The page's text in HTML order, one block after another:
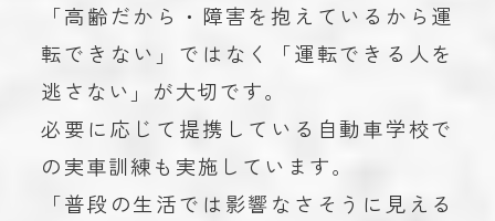
「高齢だから・障害を抱えているから運
転できない」ではなく「運転できる人を
逃さない」が大切です。
必要に応じて提携している自動車学校で
の実車訓練も実施しています。
「普段の生活では影響なさそうに見える